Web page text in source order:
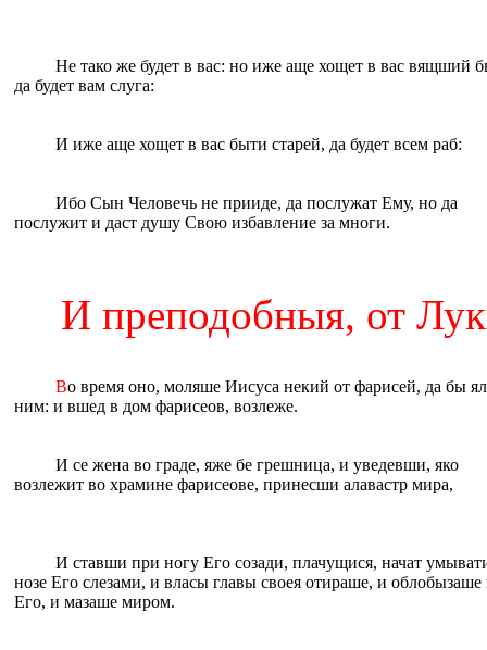
Не тако же будет в вас: но иже аще хощет в вас вящший
да будет вам слуга:
И иже аще хощет в вас быти старей, да будет всем раб:
Ибо Сын Человечь не прииде, да послужат Eму, но да
послужит и даст душу Свою избавление за многи.
И преподобныя, от
Во время оно, моляше Иисуса некий от фарисeй, да бы
ним: и вшед в дом фарисеов, возлеже.
И се жена во граде, яже бе грешница, и уведевши, яко
возлежит во храмине фарисеове, принесши алавастр мира,
И ставши при ногу Eго созади, плачущися, начат
нозе Eго слезами, и власы главы своея отираше, и облобызаше
Eго, и мазаше миром.